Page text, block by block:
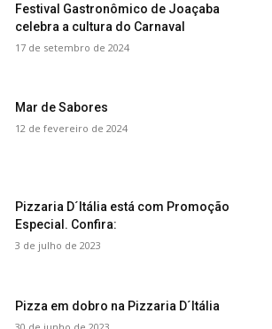
Festival Gastronômico de Joaçaba
celebra a cultura do Carnaval
17 de setembro de 2024
Mar de Sabores
12 de fevereiro de 2024
Pizzaria D´Itália está com Promoção
Especial. Confira:
3 de julho de 2023
Pizza em dobro na Pizzaria D´Itália